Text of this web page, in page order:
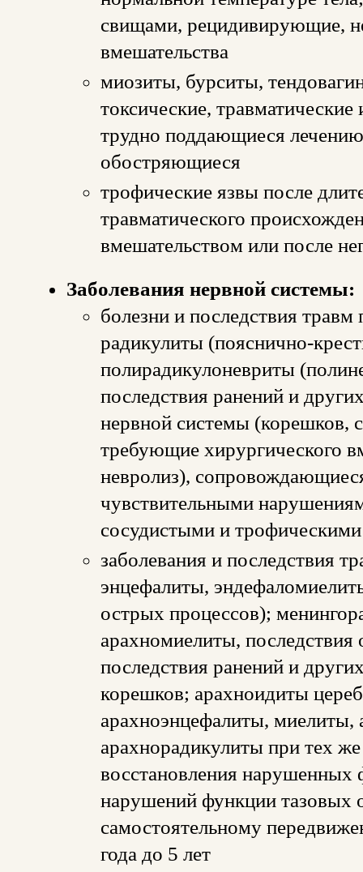
свищами, рецидивирующие,
вмешательства
миозиты, бурситы,
токсические,
трудно поддающиеся
обостряющиеся
трофические язвы после
травматического
вмешательством или после
Заболевания нервной системы:
болезни и последствия
радикулиты (пояснично-
полирадикулоневриты
последствия ранений и
нервной системы (корешков,
требующие хирургического
невролиз),
чувствительными
сосудистыми и
заболевания и последствия
энцефалиты,
острых процессов);
арахномиелиты, последствия
последствия ранений и
корешков; арахноидиты
арахноэнцефалиты, миелиты,
арахнорадикулиты при тех
восстановления нарушенных
нарушений функции тазовых
самостоятельному
года до 5 лет